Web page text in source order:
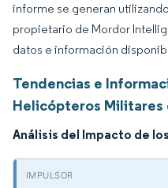
informe se generan
propietario de Mordor
datos e información
Tendencias e
Helicópteros Militares
Análisis del Impacto de